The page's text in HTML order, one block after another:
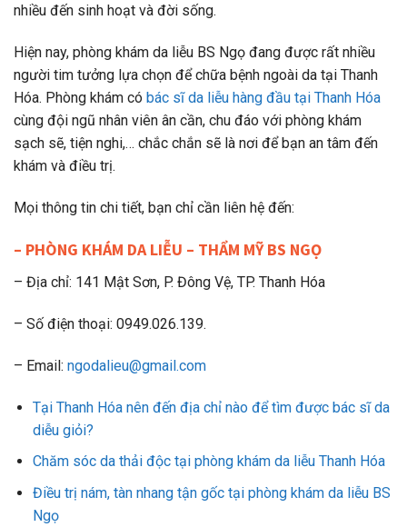
nhiều đến sinh hoạt và đời sống.
Hiện nay, phòng khám da liễu BS Ngọ đang được rất nhiều
người tim tưởng lựa chọn để chữa bệnh ngoài da tại Thanh
Hóa. Phòng khám có bác sĩ da liễu hàng đầu tại Thanh Hóa
cùng đội ngũ nhân viên ân cần, chu đáo với phòng khám
sạch sẽ, tiện nghi,… chắc chắn sẽ là nơi để bạn an tâm đến
khám và điều trị.
Mọi thông tin chi tiết, bạn chỉ cần liên hệ đến:
– PHÒNG KHÁM DA LIỄU – THẨM MỸ BS NGỌ
– Địa chỉ: 141 Mật Sơn, P. Đông Vệ, TP. Thanh Hóa
– Số điện thoại: 0949.026.139.
– Email: ngodalieu@gmail.com
Tại Thanh Hóa nên đến địa chỉ nào để tìm được bác sĩ da
diễu giỏi?
Chăm sóc da thải độc tại phòng khám da liễu Thanh Hóa
Điều trị nám, tàn nhang tận gốc tại phòng khám da liễu BS
Ngọ